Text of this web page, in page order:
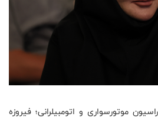
موتورسواری و اتومبیلرانی؛ فیروزه